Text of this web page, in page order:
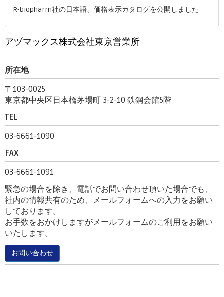
R-biopharm社の日本語、価格表示カタログを公開しました
アヅマックス株式会社東京営業所
所在地
〒103-0025
東京都中央区日本橋茅場町 3-2-10 鉄鋼会館5階
TEL
03-6661-1090
FAX
03-6661-1091
緊急の場合を除き、電話でお問い合わせ頂いた場合でも、
社内の情報共有のため、メールフォームへの入力をお願い
しております。
お手数をおかけしますがメールフォームのご利用をお願い
いたします。
お問い合わせ